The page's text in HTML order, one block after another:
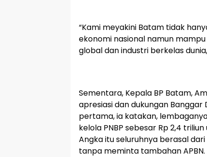
“Kami meyakini Batam tidak
ekonomi nasional namun
global dan industri berkelas
Sementara, Kepala BP Batam,
apresiasi dan dukungan Banggar
pertama, ia katakan,
kelola PNBP sebesar Rp 2,4
Angka itu seluruhnya berasal
tanpa meminta tambahan APBN.